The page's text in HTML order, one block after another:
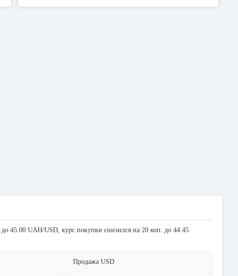
45.00 UAH/USD, курс покупки снизился на 20 коп. до 44.45
Продажа USD